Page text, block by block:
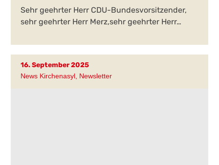
Sehr geehrter Herr CDU-Bundesvorsitzender,
sehr geehrter Herr Merz,sehr geehrter Herr…
16. September 2025
News Kirchenasyl Newsletter